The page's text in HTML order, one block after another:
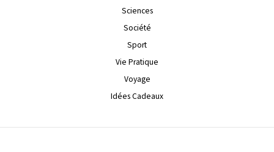
Sciences
Société
Sport
Vie Pratique
Voyage
Idées Cadeaux